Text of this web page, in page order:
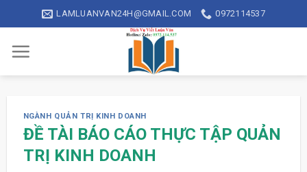
to
content
LAMLUANVAN24H@GMAIL.COM 0972114537
NGÀNH QUẢN TRỊ KINH DOANH
ĐỀ TÀI BÁO CÁO THỰC TẬP QUẢN
TRỊ KINH DOANH